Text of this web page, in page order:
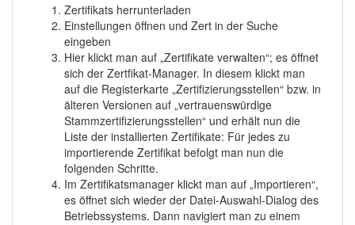
Zertifikats herrunterladen
Einstellungen öffnen und Zert in der Suche
eingeben
Hier klickt man auf „Zertifikate verwalten“; es öffnet
sich der Zertfikat-Manager. In diesem klickt man
auf die Registerkarte „Zertifizierungsstellen“ bzw. in
älteren Versionen auf „vertrauenswürdige
Stammzertifizierungsstellen“ und erhält nun die
Liste der installierten Zertifikate: Für jedes zu
importierende Zertifikat befolgt man nun die
folgenden Schritte.
Im Zertifikatsmanager klickt man auf „Importieren“,
es öffnet sich wieder der Datei-Auswahl-Dialog des
Betriebssystems. Dann navigiert man zu einem